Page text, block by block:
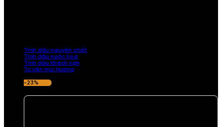
Tinh dầu nguyên chất
Tinh dầu nước hoa
Tinh dầu khách sạn
Tư vấn mùi hương
-23%